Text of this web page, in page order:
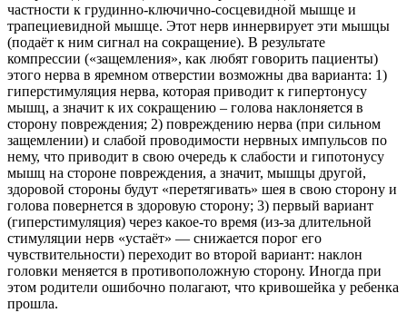
частности к грудинно-ключично-сосцевидной мышце и
трапециевидной мышце. Этот нерв иннервирует эти мышцы
(подаёт к ним сигнал на сокращение). В результате
компрессии («защемления», как любят говорить пациенты)
этого нерва в яремном отверстии возможны два варианта: 1)
гиперстимуляция нерва, которая приводит к гипертонусу
мышц, а значит к их сокращению – голова наклоняется в
сторону повреждения; 2) повреждению нерва (при сильном
защемлении) и слабой проводимости нервных импульсов по
нему, что приводит в свою очередь к слабости и гипотонусу
мышц на стороне повреждения, а значит, мышцы другой,
здоровой стороны будут «перетягивать» шея в свою сторону и
голова повернется в здоровую сторону; 3) первый вариант
(гиперстимуляция) через какое-то время (из-за длительной
стимуляции нерв «устаёт» — снижается порог его
чувствительности) переходит во второй вариант: наклон
головки меняется в противоположную сторону. Иногда при
этом родители ошибочно полагают, что кривошейка у ребенка
прошла.